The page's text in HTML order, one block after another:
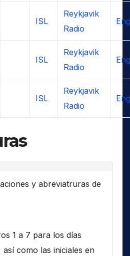
ISL
Reykjavik
Radio
ISL
Reykjavik
Radio
ISL
Reykjavik
Radio
y abreviatruras de
1 a 7 para los días
como las iniciales en